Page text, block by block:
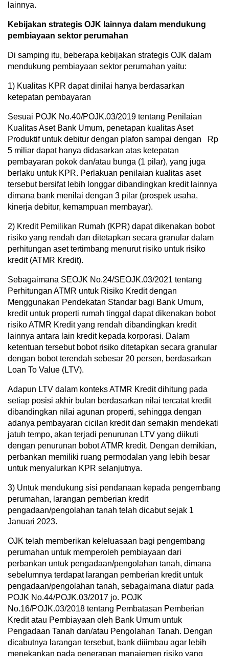
lainnya.
Kebijakan strategis OJK lainnya dalam mendukung
pembiayaan sektor perumahan
Di samping itu, beberapa kebijakan strategis OJK dalam
mendukung pembiayaan sektor perumahan yaitu:
1) Kualitas KPR dapat dinilai hanya berdasarkan
ketepatan pembayaran
Sesuai POJK No.40/POJK.03/2019 tentang Penilaian
Kualitas Aset Bank Umum, penetapan kualitas Aset
Produktif untuk debitur dengan plafon sampai dengan Rp
5 miliar dapat hanya didasarkan atas ketepatan
pembayaran pokok dan/atau bunga (1 pilar), yang juga
berlaku untuk KPR. Perlakuan penilaian kualitas aset
tersebut bersifat lebih longgar dibandingkan kredit lainnya
dimana bank menilai dengan 3 pilar (prospek usaha,
kinerja debitur, kemampuan membayar).
2) Kredit Pemilikan Rumah (KPR) dapat dikenakan bobot
risiko yang rendah dan ditetapkan secara granular dalam
perhitungan aset tertimbang menurut risiko untuk risiko
kredit (ATMR Kredit).
Sebagaimana SEOJK No.24/SEOJK.03/2021 tentang
Perhitungan ATMR untuk Risiko Kredit dengan
Menggunakan Pendekatan Standar bagi Bank Umum,
kredit untuk properti rumah tinggal dapat dikenakan bobot
risiko ATMR Kredit yang rendah dibandingkan kredit
lainnya antara lain kredit kepada korporasi. Dalam
ketentuan tersebut bobot risiko ditetapkan secara granular
dengan bobot terendah sebesar 20 persen, berdasarkan
Loan To Value (LTV).
Adapun LTV dalam konteks ATMR Kredit dihitung pada
setiap posisi akhir bulan berdasarkan nilai tercatat kredit
dibandingkan nilai agunan properti, sehingga dengan
adanya pembayaran cicilan kredit dan semakin mendekati
jatuh tempo, akan terjadi penurunan LTV yang diikuti
dengan penurunan bobot ATMR kredit. Dengan demikian,
perbankan memiliki ruang permodalan yang lebih besar
untuk menyalurkan KPR selanjutnya.
3) Untuk mendukung sisi pendanaan kepada pengembang
perumahan, larangan pemberian kredit
pengadaan/pengolahan tanah telah dicabut sejak 1
Januari 2023.
OJK telah memberikan keleluasaan bagi pengembang
perumahan untuk memperoleh pembiayaan dari
perbankan untuk pengadaan/pengolahan tanah, dimana
sebelumnya terdapat larangan pemberian kredit untuk
pengadaan/pengolahan tanah, sebagaimana diatur pada
POJK No.44/POJK.03/2017 jo. POJK
No.16/POJK.03/2018 tentang Pembatasan Pemberian
Kredit atau Pembiayaan oleh Bank Umum untuk
Pengadaan Tanah dan/atau Pengolahan Tanah. Dengan
dicabutnya larangan tersebut, bank diiimbau agar lebih
menekankan pada penerapan manajemen risiko yang